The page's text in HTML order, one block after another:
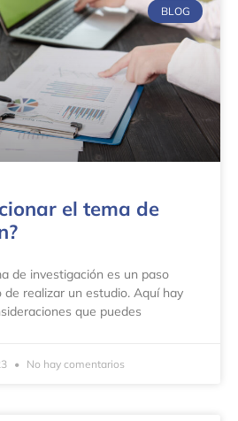
BLOG
el tema de
de investigación es un paso
de realizar un estudio. Aquí hay
que puedes
No hay comentarios